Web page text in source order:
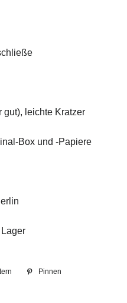
gut), leichte Kratzer
Box und -Papiere
Auf
Pinnen